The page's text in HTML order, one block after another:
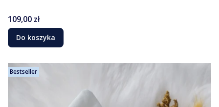
Cena
109,00 zł
Do koszyka
Bestseller